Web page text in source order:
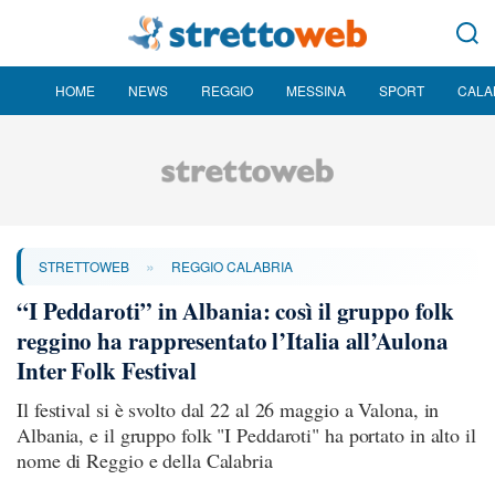
HOME NEWS REGGIO MESSINA SPORT
STRETTOWEB » REGGIO CALABRIA
“I Peddaroti” in Albania: così il gruppo folk
reggino ha rappresentato l’Italia all’Aulona
Inter Folk Festival
Il festival si è svolto dal 22 al 26 maggio a Valona, in
Albania, e il gruppo folk "I Peddaroti" ha portato in alto il
nome di Reggio e della Calabria